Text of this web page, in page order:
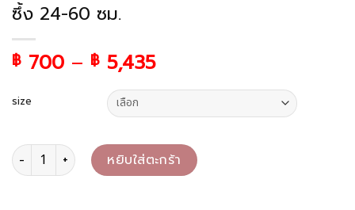
ซึ้ง 24-60 ซม.
฿ 700 – ฿ 5,435
size
จำนวน ซึ้ง 24-60 ซม. ชิ้นหยิบใส่ตะกร้า